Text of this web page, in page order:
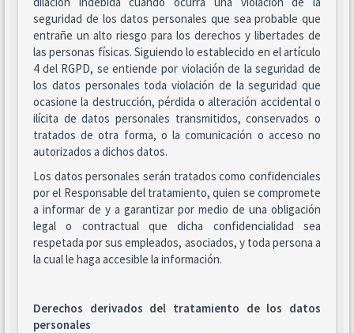
seguridad de los datos personales que sea probable que
entrañe un alto riesgo para los derechos y libertades de
las personas físicas. Siguiendo lo establecido en el artículo
4 del RGPD, se entiende por violación de la seguridad de
los datos personales toda violación de la seguridad que
ocasione la destrucción, pérdida o alteración accidental o
ilícita de datos personales transmitidos, conservados o
tratados de otra forma, o la comunicación o acceso no
autorizados a dichos datos.
Los datos personales serán tratados como confidenciales
por el Responsable del tratamiento, quien se compromete
a informar de y a garantizar por medio de una obligación
legal o contractual que dicha confidencialidad sea
respetada por sus empleados, asociados, y toda persona a
la cual le haga accesible la información.
Derechos derivados del tratamiento de los datos
personales